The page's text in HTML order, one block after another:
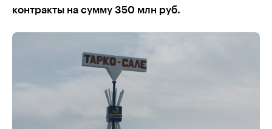
контракты на сумму 350 млн руб.